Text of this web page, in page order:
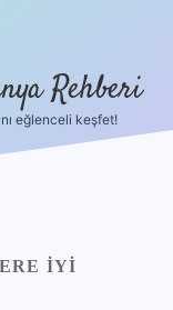
Rehberi
eğlenceli keşfet!
IYI